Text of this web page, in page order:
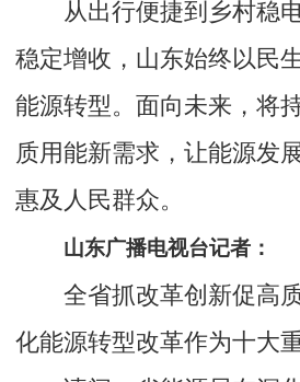
从出行便捷到乡村稳
稳定增收，山东始终以民
能源转型。面向未来，将
质用能新需求，让能源发
惠及人民群众。
山东广播电视台记者：
全省抓改革创新促高
化能源转型改革作为十大